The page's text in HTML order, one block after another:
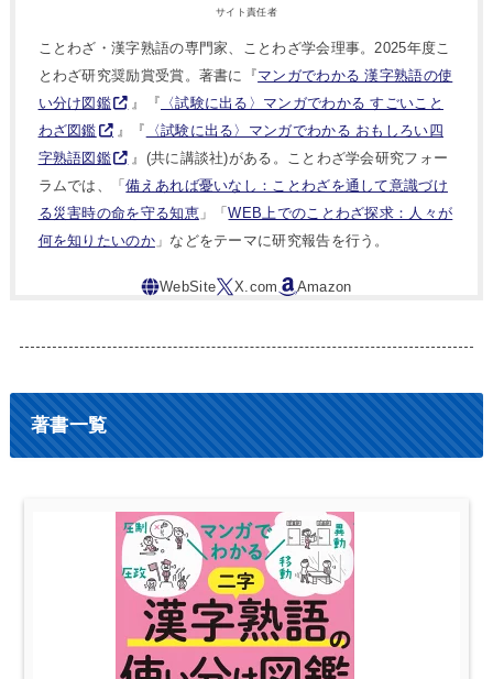
サイト責任者
ことわざ・漢字熟語の専門家、ことわざ学会理事。2025年度こ
とわざ研究奨励賞受賞。著書に『マンガでわかる 漢字熟語の使
い分け図鑑
』『 〈試験に出る〉マンガでわかる すごいこと
わざ図鑑
』『
〈試験に出る〉マンガでわかる おもしろい四
字熟語図鑑
』(共に講談社)がある。ことわざ学会研究フォー
ラムでは、「備えあれば憂いなし：ことわざを通して意識づけ
る災害時の命を守る知恵」「WEB上でのことわざ探求：人々が
何を知りたいのか」などをテーマに研究報告を行う。
著書一覧